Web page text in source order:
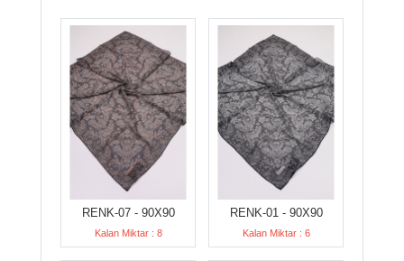
RENK-07 - 90X90
Kalan Miktar : 8
RENK-01 - 90X90
Kalan Miktar : 6